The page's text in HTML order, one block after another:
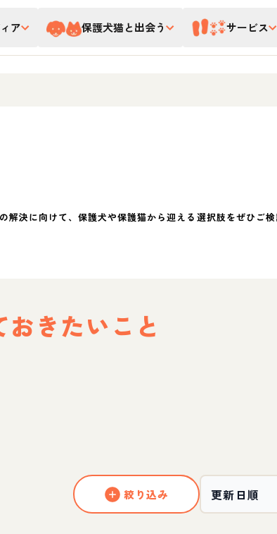
ア 保護犬猫と出会う サービス
決に向けて、保護犬や保護猫から迎える選択肢をぜひご検
おきたいこと
絞り込み